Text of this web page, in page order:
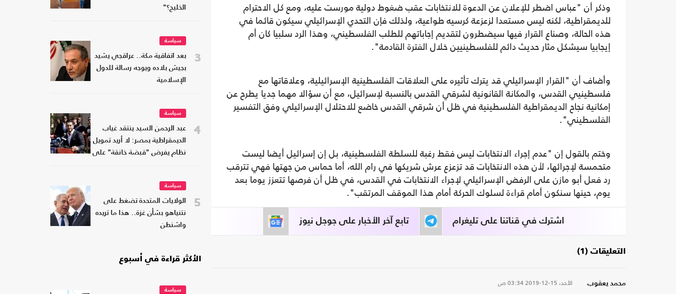
وذكر أن "عباس اضطر للإعلان عن الدعوة للانتخابات عقب ضغوط دولية مورست عليه، ومع كل الاحترام
للديمقراطية، لكنه ليس مستعدا لزعزعة كرسيه طواعية، ولذلك فإن التحدي الإسرائيلي سيكون قائما في
هذه الحالة، وصناع القرار فيها سيضطرون لتقديم إجاباتهم للطلب الفلسطيني، وهذا الرد سلبيا كان أم
إيجابيا سيشكل مثار حديث دائم للفلسطينيين خلال الفترة القادمة".
وأضاف أن "القرار الإسرائيلي قد يترك تأثيره على العلاقات الفلسطينية الإسرائيلية، وعلاقاتها مع
فلسطينيي القدس، والمكانة القانونية لشرقي القدس بالنسبة لإسرائيل، مع أن سؤالا مهما جديا يطرح عن
إمكانية نجاح الديمقراطية الفلسطينية في ظل أن شرقي القدس خاضع للاحتلال الإسرائيلي وفق التفسير
الفلسطيني".
وختم بالقول إن "عدم إجراء الانتخابات ليس فقط رغبة للسلطة الفلسطينية، بل إن إسرائيل أيضا ليست
متحمسة لإجرائها، لأن هذه الانتخابات قد تزعزع عرش شريكها في رام الله، أما حماس من جهتها فهي تترقب
رد فعل أبو مازن على الرفض الإسرائيلي لإجراء الانتخابات في القدس، في ظل أن فرصها تتعزز يوما بعد
يوم، حينها سنكون أمام قراءة لسلوك الحركة أمام هذا الموقف المرتقب".
تابع آخر الأخبار على جوجل نيوز اشترك في قناتنا على تليغرام
التعليقات (1)
محمد يعقوب الأحد، 15-12-2019 03:34 ص
الخليج؟"
3
سياسة
بعد اتفاقية مكة.. عراقجي يشيد
بجيش بلاده ويوجه رسالة للدول
الإسلامية
4
سياسة
عبد الرحمن السيد ينتقد غياب
الديمقراطية بمصر: لا أريد تمويل
نظام يفرض "قبضة خانقة" على
5
سياسة
الولايات المتحدة تضغط على
نتنياهو بشأن غزة.. هذا ما تريده
واشنطن
الأكثر قراءة في أسبوع
سياسة